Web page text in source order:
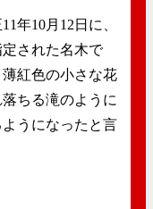
年10月12日に、
された名木で
紅色の小さな花
ちる滝のように
うになったと言